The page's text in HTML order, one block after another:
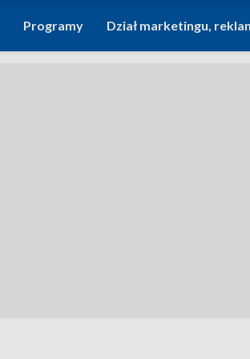
Programy Dział marketingu,